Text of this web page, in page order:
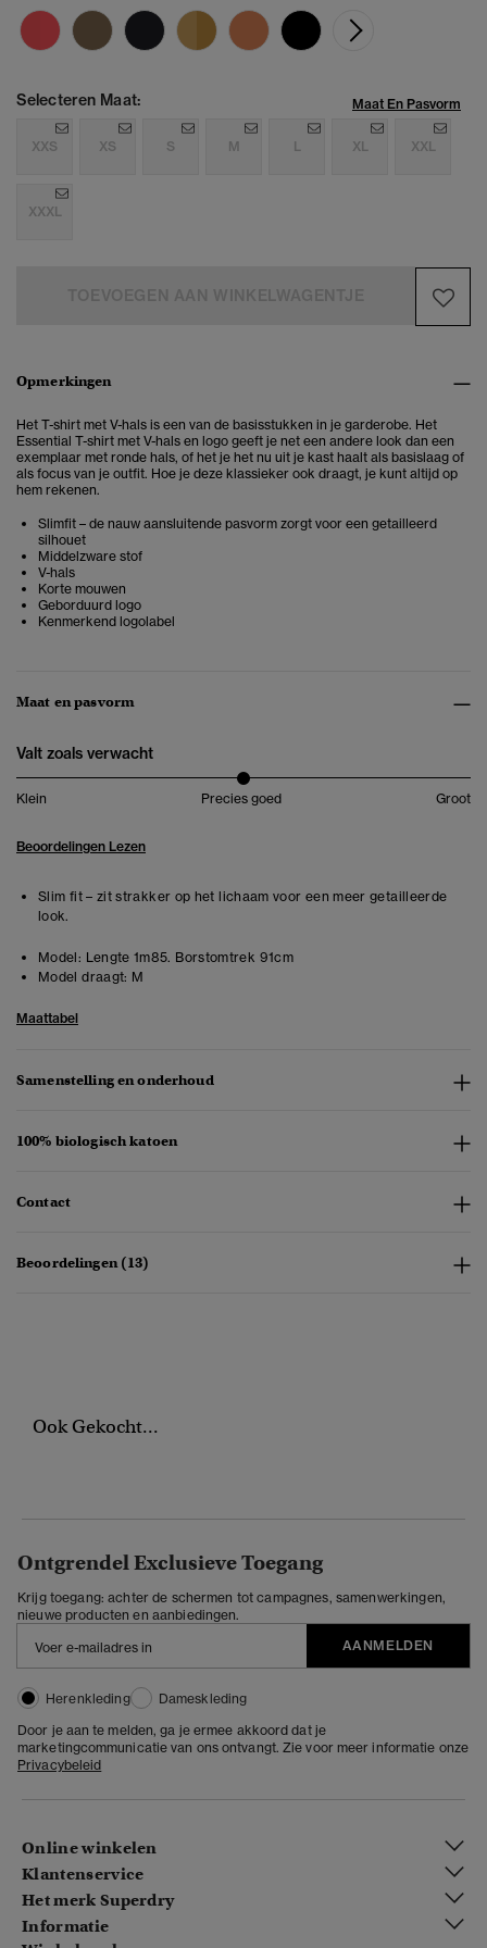
Selecteren Maat: Maat En Pasvorm
XXS XS S M L XL XXL
XXXL
Opmerkingen
Het T-shirt met V-hals is een van de basisstukken in je garderobe. Het
Essential T-shirt met V-hals en logo geeft je net een andere look dan een
exemplaar met ronde hals, of het je het nu uit je kast haalt als basislaag of
als focus van je outfit. Hoe je deze klassieker ook draagt, je kunt altijd op
hem rekenen.
Slimfit – de nauw aansluitende pasvorm zorgt voor een getailleerd
silhouet
Middelzware stof
V-hals
Korte mouwen
Geborduurd logo
Kenmerkend logolabel
Maat en pasvorm
Valt zoals verwacht
Klein Precies goed Groot
Beoordelingen Lezen
Slim fit – zit strakker op het lichaam voor een meer getailleerde
look.
Model: Lengte 1m85. Borstomtrek 91cm
Model draagt: M
Maattabel
Samenstelling en onderhoud
100% biologisch katoen
Contact
Beoordelingen (13)
Ook Gekocht...
Ontgrendel Exclusieve Toegang
Krijg toegang: achter de schermen tot campagnes, samenwerkingen,
nieuwe producten en aanbiedingen.
AANMELDEN
Herenkleding
Dameskleding
Door je aan te melden, ga je ermee akkoord dat je
marketingcommunicatie van ons ontvangt. Zie voor meer informatie onze
Privacybeleid
Online winkelen
Klantenservice
Het merk Superdry
Informatie